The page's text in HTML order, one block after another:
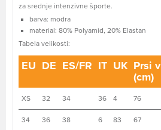
za srednje intenzivne športe.
barva: modra
material: 80% Polyamid, 20% Elastan
Tabela velikosti:
EU DE ES/FR IT UK Prsi v
(cm)
XS 32 34 36 4 76
34 36 38 6 83 67